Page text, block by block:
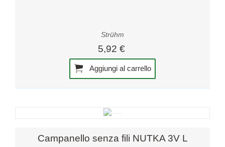
Strühm
5,92 €
Aggiungi al carrello
Campanello senza fili NUTKA 3V L